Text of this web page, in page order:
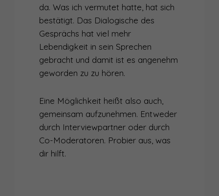
da. Was ich vermutet hatte, hat sich
bestätigt. Das Dialogische des
Gesprächs hat viel mehr
Lebendigkeit in sein Sprechen
gebracht und damit ist es angenehm
geworden zu zu hören.
Eine Möglichkeit heißt also auch,
gemeinsam aufzunehmen. Entweder
durch Interviewpartner oder durch
Co-Moderatoren. Probier aus, was
dir hilft.